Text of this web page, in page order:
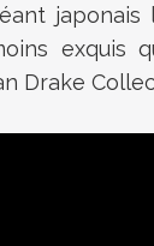
exquis
Drake